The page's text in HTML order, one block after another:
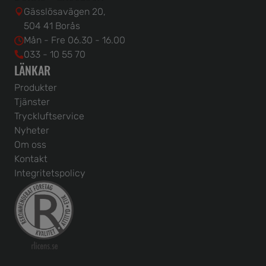
Gässlösavägen 20,
504 41 Borås
Mån - Fre 06.30 - 16.00
033 - 10 55 70
LÄNKAR
Produkter
Tjänster
Tryckluftservice
Nyheter
Om oss
Kontakt
Integritetspolicy